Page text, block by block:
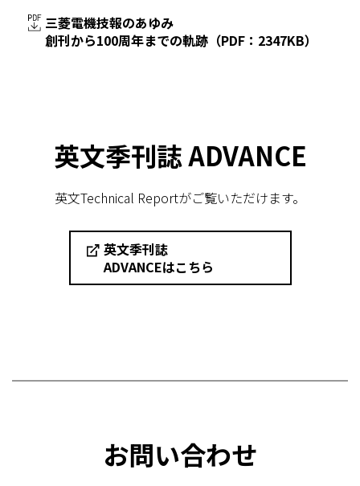
三菱電機技報のあゆみ
創刊から100周年までの軌跡（PDF：2347KB）
英文季刊誌 ADVANCE
英文Technical Reportがご覧いただけます。
英文季刊誌
ADVANCEはこちら
お問い合わせ